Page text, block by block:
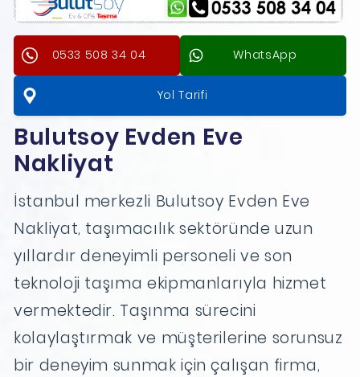
0533 508 34 04 WhatsApp
Yol Tarifi
Bulutsoy Evden Eve
Nakliyat
İstanbul merkezli Bulutsoy Evden Eve
Nakliyat, taşımacılık sektöründe uzun
yıllardır deneyimli personeli ve son
teknoloji taşıma ekipmanlarıyla hizmet
vermektedir. Taşınma sürecini
kolaylaştırmak ve müşterilerine sorunsuz
bir deneyim sunmak için çalışan firma,